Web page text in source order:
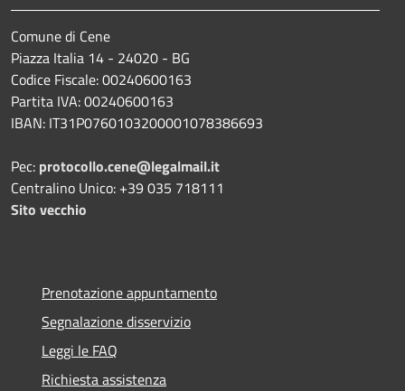
Comune di Cene
Piazza Italia 14 - 24020 - BG
Codice Fiscale: 00240600163
Partita IVA: 00240600163
IBAN: IT31P0760103200001078386693
Pec: protocollo.cene@legalmail.it
Centralino Unico: +39 035 718111
Sito vecchio
Prenotazione appuntamento
Segnalazione disservizio
Leggi le FAQ
Richiesta assistenza